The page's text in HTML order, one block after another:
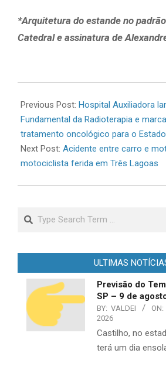
*Arquitetura do estande no
Catedral e assinatura de
07-
01
Previous Post: Hospital Auxiliadora
Fundamental da Radioterapia e
tratamento oncológico para o
Next Post: ​Acidente entre carro e
motociclista ferida em Três Lagoas
Search
ULTIMAS
Previsão do
SP – 9 de
BY: VALDEI ON:
2026
Castilho, no
terá um dia